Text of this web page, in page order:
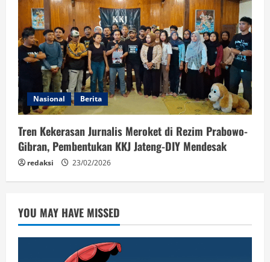
Nasional Berita
Tren Kekerasan Jurnalis Meroket di Rezim Prabowo-
Gibran, Pembentukan KKJ Jateng-DIY Mendesak
redaksi 23/02/2026
YOU MAY HAVE MISSED